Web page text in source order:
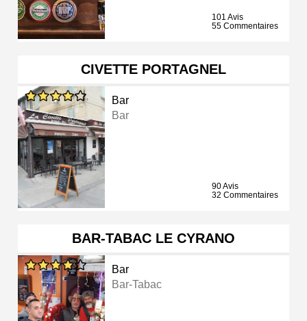
101 Avis
55 Commentaires
CIVETTE PORTAGNEL
Bar
Bar
90 Avis
32 Commentaires
BAR-TABAC LE CYRANO
Bar
Bar-Tabac